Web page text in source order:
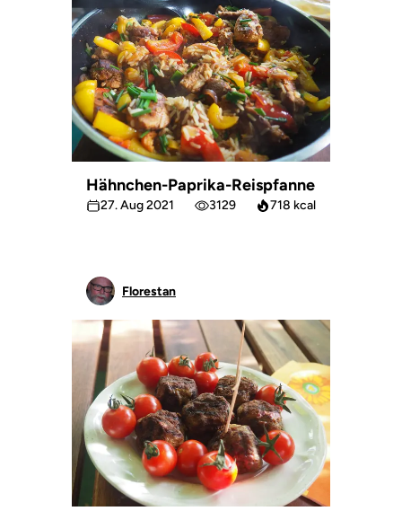
Hähnchen-Paprika-Reispfanne
27. Aug 2021 3129 718 kcal
Florestan